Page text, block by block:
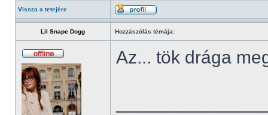
Vissza a tetejére
Lil Snape Dogg Hozzászólás témája:
Az... tök drága